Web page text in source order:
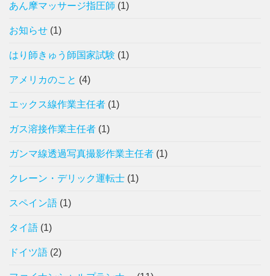
あん摩マッサージ指圧師 (1)
お知らせ (1)
はり師きゅう師国家試験 (1)
アメリカのこと (4)
エックス線作業主任者 (1)
ガス溶接作業主任者 (1)
ガンマ線透過写真撮影作業主任者 (1)
クレーン・デリック運転士 (1)
スペイン語 (1)
タイ語 (1)
ドイツ語 (2)